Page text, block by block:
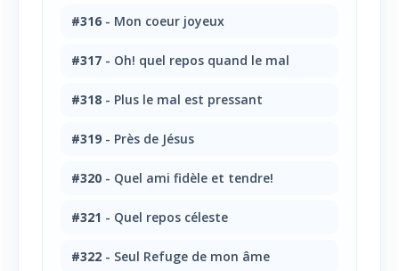
#316 - Mon coeur joyeux
#317 - Oh! quel repos quand le mal
#318 - Plus le mal est pressant
#319 - Près de Jésus
#320 - Quel ami fidèle et tendre!
#321 - Quel repos céleste
#322 - Seul Refuge de mon âme